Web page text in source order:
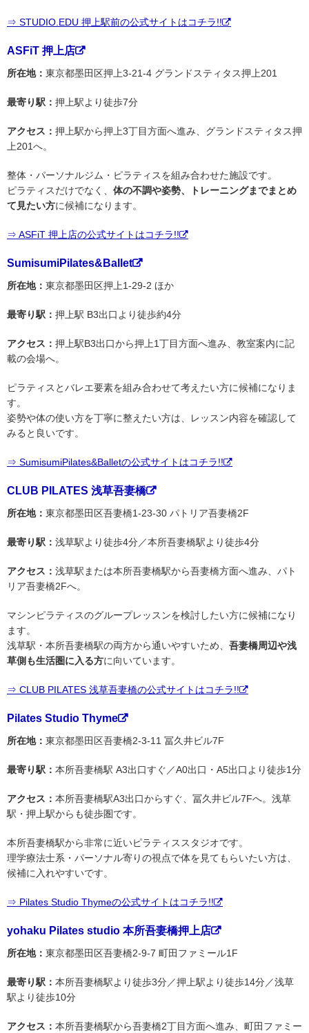
⇒ STUDIO.EDU 押上駅前の公式サイトはコチラ!!
ASFiT 押上店
所在地： 東京都墨田区押上3-21-4 グランドスティタス押上201
最寄り駅： 押上駅より徒歩7分
アクセス： 押上駅から押上3丁目方面へ進み、グランドスティタス押
上201へ。
整体・パーソナルジム・ピラティスを組み合わせた施設です。
ピラティスだけでなく、 体の不調や姿勢、トレーニングまでまとめ
て見たい方に候補になります。
⇒ ASFiT 押上店の公式サイトはコチラ!!
SumisumiPilates&Ballet
所在地： 東京都墨田区押上1-29-2 ほか
最寄り駅： 押上駅 B3出口より徒歩約4分
アクセス： 押上駅B3出口から押上1丁目方面へ進み、教室案内に記
載の会場へ。
ピラティスとバレエ要素を組み合わせて考えたい方に候補になりま
す。
姿勢や体の使い方を丁寧に整えたい方は、レッスン内容を確認して
みると良いです。
⇒ SumisumiPilates&Balletの公式サイトはコチラ!!
CLUB PILATES 浅草吾妻橋
所在地： 東京都墨田区吾妻橋1-23-30 パトリア吾妻橋2F
最寄り駅： 浅草駅より徒歩4分／本所吾妻橋駅より徒歩4分
アクセス： 浅草駅または本所吾妻橋駅から吾妻橋方面へ進み、パト
リア吾妻橋2Fへ。
マシンピラティスのグループレッスンを検討したい方に候補になり
ます。
浅草駅・本所吾妻橋駅の両方から通いやすいため、 吾妻橋周辺や浅
草側も生活圏に入る方に向いています。
⇒ CLUB PILATES 浅草吾妻橋の公式サイトはコチラ!!
Pilates Studio Thyme
所在地： 東京都墨田区吾妻橋2-3-11 冨久井ビル7F
最寄り駅： 本所吾妻橋駅 A3出口すぐ／A0出口・A5出口より徒歩1分
アクセス： 本所吾妻橋駅A3出口からすぐ、冨久井ビル7Fへ。浅草
駅・押上駅からも徒歩圏です。
本所吾妻橋駅から非常に近いピラティススタジオです。
理学療法士系・パーソナル寄りの視点で体を見てもらいたい方は、
候補に入れやすいです。
⇒ Pilates Studio Thymeの公式サイトはコチラ!!
yohaku Pilates studio 本所吾妻橋押上店
所在地： 東京都墨田区吾妻橋2-9-7 町田ファミール1F
最寄り駅： 本所吾妻橋駅より徒歩3分／押上駅より徒歩14分／浅草
駅より徒歩10分
アクセス： 本所吾妻橋駅から吾妻橋2丁目方面へ進み、町田ファミー